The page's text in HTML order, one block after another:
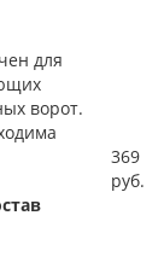
для
ворот.
369
руб.